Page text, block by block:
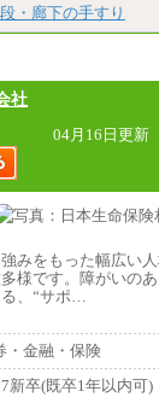
・廊下の手すり
社
04月16日更新
みをもった幅広い
様です。障がいの
、“サポ…
・金融・保険
新卒(既卒1年以内可)